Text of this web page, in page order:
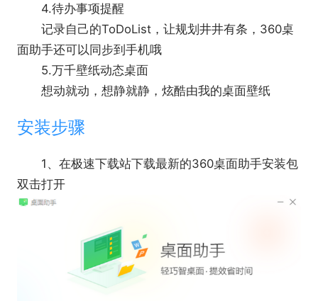
4.待办事项提醒
记录自己的ToDoList，让规划井井有条，360桌
面助手还可以同步到手机哦
5.万千壁纸动态桌面
想动就动，想静就静，炫酷由我的桌面壁纸
安装步骤
1、在极速下载站下载最新的360桌面助手安装包
双击打开